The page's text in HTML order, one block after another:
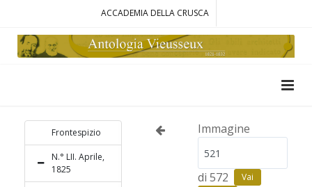
ACCADEMIA DELLA CRUSCA
Frontespizio
N.° LII. Aprile,
1825
Immagine
di 572
Vai